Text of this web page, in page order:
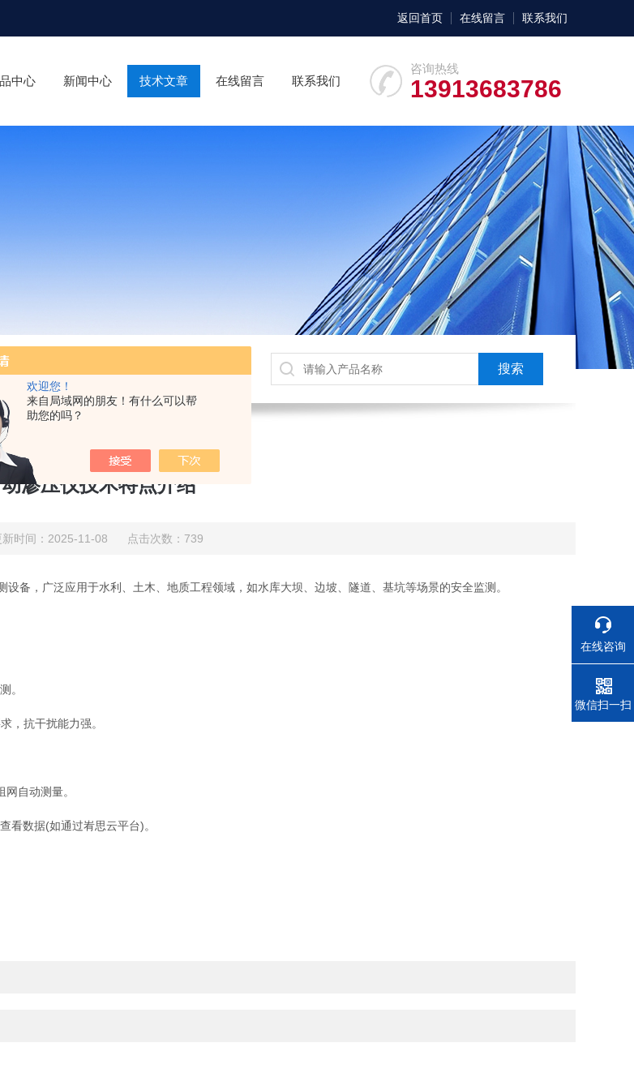
欢迎您！
来自局域网的朋友！有什么可以帮
助您的吗？
返回首页 在线留言 联系我们
咨询热线
13913683786
中心 新闻中心 技术文章 在线留言 联系我们
探仪器，勘察仪器，试验机试验箱，整体方案
渗压仪技术特点介绍
新时间：2025-11-08 点击次数：739
备，广泛应用于水利、土木、地质工程领域，如水库大坝、边坡、隧道、基坑等场景的安全监测。
。
抗干扰能力强。
自动测量。
数据(如通过峟思云平台)。
在线咨询
电话
微信扫一扫